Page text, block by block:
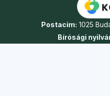
Postacím: 1025
Bírósági